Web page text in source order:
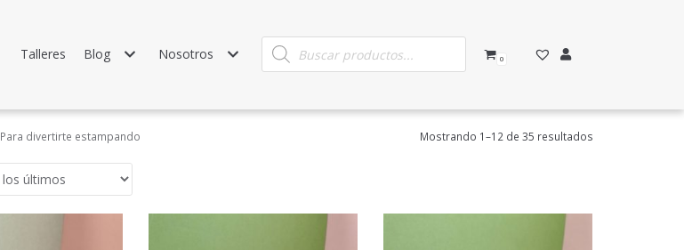
Talleres Blog Nosotros 0
Para divertirte estampando Mostrando 1–12 de 35 resultados